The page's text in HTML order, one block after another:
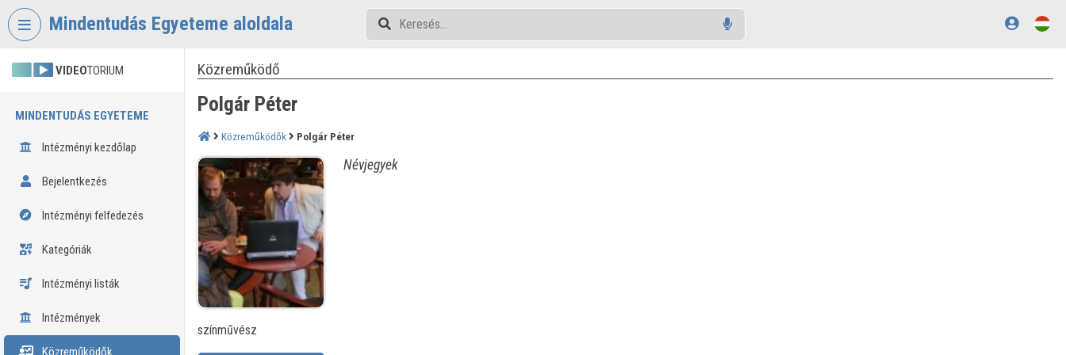
Fejléc kihagyása
Mindentudás Egyeteme aloldala
VIDEOTORIUM
MINDENTUDÁS EGYETEME
Intézményi kezdőlap
Bejelentkezés
Intézményi felfedezés
Kategóriák
Intézményi listák
Intézmények
Közreműködők
Közreműködő
Polgár Péter
Közreműködők Polgár Péter
színművész
Névjegyek